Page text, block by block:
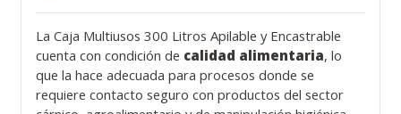
La Caja Multiusos 300 Litros Apilable y Encastrable
cuenta con condición de calidad alimentaria, lo
que la hace adecuada para procesos donde se
requiere contacto seguro con productos del sector